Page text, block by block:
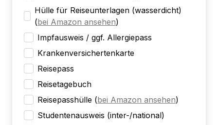
Hülle für Reiseunterlagen (wasserdicht)
(bei Amazon ansehen)
Impfausweis / ggf. Allergiepass
Krankenversichertenkarte
Reisepass
Reisetagebuch
Reisepasshülle (bei Amazon ansehen)
Studentenausweis (inter-/national)